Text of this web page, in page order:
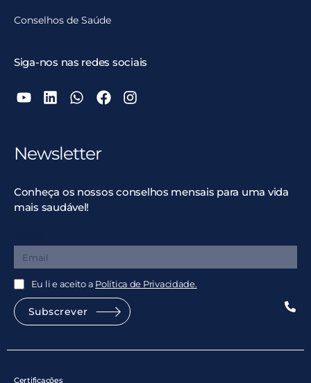
Conselhos de Saúde
Siga-nos nas redes sociais
Newsletter
Conheça os nossos conselhos mensais para uma vida
mais saudável!
Eu li e aceito a Política de Privacidade.
Subscrever
Certificações